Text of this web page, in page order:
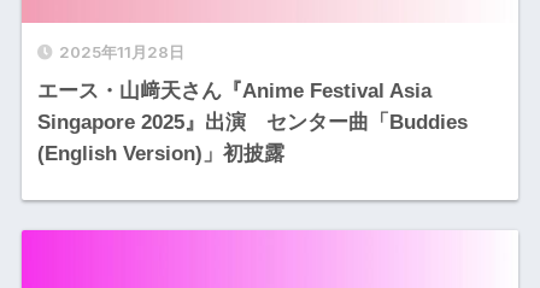
2025年11月28日
エース・山﨑天さん『Anime Festival Asia
Singapore 2025』出演 センター曲「Buddies
(English Version)」初披露